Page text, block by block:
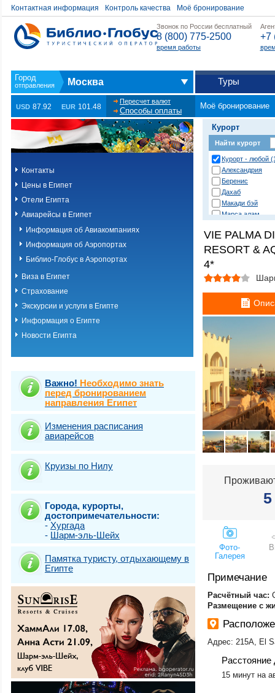
Контактная информация Контроль качества Моё бронирование
Звонок по России бесплатный
8 (800) 775-2500
время работы
+7
Москва Туры
USD 87.92 EUR 101.48
Пересчет валют
Способы оплаты
Моё бронирование
Контакты
Цены в Египет
Отели Египта
Авиарейсы в Египет
Информация об Авиакомпаниях
Информация об Аэропортах
Библио-Глобус в Аэропортах
Виза в Египет
Страхование
Экскурсии и услуги в Египте
Информация о Египте
Новости Египта
Важно! Необходимо знать
перед бронированием
направления Египет
Изменения расписания
авиарейсов
Круизы по Нилу
Города, курорты,
достопримечательности:
- Хургада
- Шарм-эль-Шейх
Памятка туристу, отдыхающему в
Египте
Курорт
Найти курорт
Курорт - любой
Александрия
Беренис
Дахаб
Макади бэй
Марса алам
Сафага
Сахл хашиш
Хургада
Шарм-эль-шейх
Эль Кусейр
Эль гуна
VIE PALMA
RESORT &
4*
5
Фото-
Галерея
Примечание
Расчётный час:
Размещение с
Адрес: 215A, El
Расстояние
15 минут на